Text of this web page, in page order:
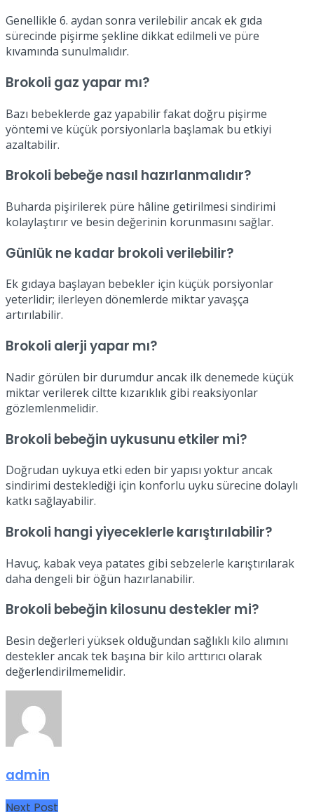
Genellikle 6. aydan sonra verilebilir ancak ek gıda
sürecinde pişirme şekline dikkat edilmeli ve püre
kıvamında sunulmalıdır.
Brokoli gaz yapar mı?
Bazı bebeklerde gaz yapabilir fakat doğru pişirme
yöntemi ve küçük porsiyonlarla başlamak bu etkiyi
azaltabilir.
Brokoli bebeğe nasıl hazırlanmalıdır?
Buharda pişirilerek püre hâline getirilmesi sindirimi
kolaylaştırır ve besin değerinin korunmasını sağlar.
Günlük ne kadar brokoli verilebilir?
Ek gıdaya başlayan bebekler için küçük porsiyonlar
yeterlidir; ilerleyen dönemlerde miktar yavaşça
artırılabilir.
Brokoli alerji yapar mı?
Nadir görülen bir durumdur ancak ilk denemede küçük
miktar verilerek ciltte kızarıklık gibi reaksiyonlar
gözlemlenmelidir.
Brokoli bebeğin uykusunu etkiler mi?
Doğrudan uykuya etki eden bir yapısı yoktur ancak
sindirimi desteklediği için konforlu uyku sürecine dolaylı
katkı sağlayabilir.
Brokoli hangi yiyeceklerle karıştırılabilir?
Havuç, kabak veya patates gibi sebzelerle karıştırılarak
daha dengeli bir öğün hazırlanabilir.
Brokoli bebeğin kilosunu destekler mi?
Besin değerleri yüksek olduğundan sağlıklı kilo alımını
destekler ancak tek başına bir kilo arttırıcı olarak
değerlendirilmemelidir.
admin
Next Post